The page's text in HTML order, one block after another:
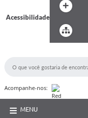
Acessibilidade
Acompanhe-nos:
MENU